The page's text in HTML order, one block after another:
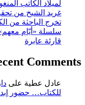
لميلاد الكاتب
غريد الشيخ من
تخرج الباحثة من
سلسلة «أيّام معهم»
قارئة عابرة
Comments
عادل عطية على
للكتاب… حضور